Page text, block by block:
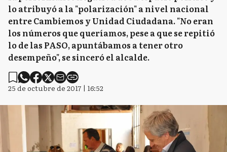
lo atribuyó a la "polarización" a nivel nacional
entre Cambiemos y Unidad Ciudadana. "No eran
los números que queríamos, pese a que se repitió
lo de las PASO, apuntábamos a tener otro
desempeño", se sinceró el alcalde.
25 de octubre de 2017 | 16:52